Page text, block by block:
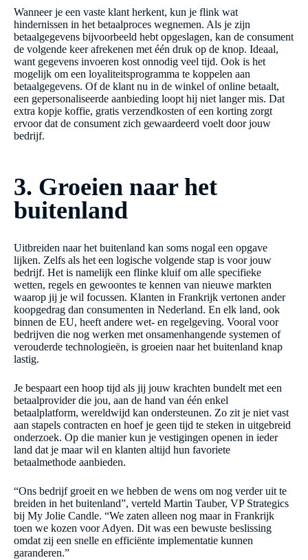
Wanneer je een vaste klant herkent, kun je flink wat
hindernissen in het betaalproces wegnemen. Als je zijn
betaalgegevens bijvoorbeeld hebt opgeslagen, kan de consument
de volgende keer afrekenen met één druk op de knop. Ideaal,
want gegevens invoeren kost onnodig veel tijd. Ook is het
mogelijk om een loyaliteitsprogramma te koppelen aan
betaalgegevens. Of de klant nu in de winkel of online betaalt,
een gepersonaliseerde aanbieding loopt hij niet langer mis. Dat
extra kopje koffie, gratis verzendkosten of een korting zorgt
ervoor dat de consument zich gewaardeerd voelt door jouw
bedrijf.
3. Groeien naar het
buitenland
Uitbreiden naar het buitenland kan soms nogal een opgave
lijken. Zelfs als het een logische volgende stap is voor jouw
bedrijf. Het is namelijk een flinke kluif om alle specifieke
wetten, regels en gewoontes te kennen van nieuwe markten
waarop jij je wil focussen. Klanten in Frankrijk vertonen ander
koopgedrag dan consumenten in Nederland. En elk land, ook
binnen de EU, heeft andere wet- en regelgeving. Vooral voor
bedrijven die nog werken met onsamenhangende systemen of
verouderde technologieën, is groeien naar het buitenland knap
lastig.
Je bespaart een hoop tijd als jij jouw krachten bundelt met een
betaalprovider die jou, aan de hand van één enkel
betaalplatform, wereldwijd kan ondersteunen. Zo zit je niet vast
aan stapels contracten en hoef je geen tijd te steken in uitgebreid
onderzoek. Op die manier kun je vestigingen openen in ieder
land dat je maar wil en klanten altijd hun favoriete
betaalmethode aanbieden.
“Ons bedrijf groeit en we hebben de wens om nog verder uit te
breiden in het buitenland”, verteld Martin Tauber, VP Strategics
bij My Jolie Candle. “We zaten alleen nog maar in Frankrijk
toen we kozen voor Adyen. Dit was een bewuste beslissing
omdat zij een snelle en efficiënte implementatie kunnen
garanderen.”